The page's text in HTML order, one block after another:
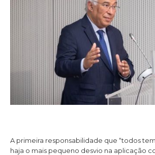
A primeira responsabilidade que “todos
haja o mais pequeno desvio na aplicação